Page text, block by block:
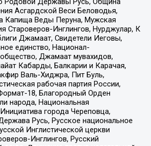
Асгардской Веси Беловодья,
Капища Веды Перуна, Мужская
Староверов-Инглингов, Нурджулар, К
Джамаат, Свидетели Иеговы,
единство, Национал-
Джамаат мувахидов,
Кабарды, Балкарии и Карачая,
Валь-Хиджра, Пит Буль,
рабочая партия России,
18, Благородный Орден
народа, Национальная
города Череповца,
Русь, Русское национальное
Инглистической церкви
Инглингов, Русский